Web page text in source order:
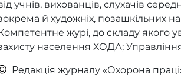
учнів, вихованців, слухачів
й художніх, позашкільних
журі, до складу якого
населення ХОДА;
Редакція журналу «Охорона